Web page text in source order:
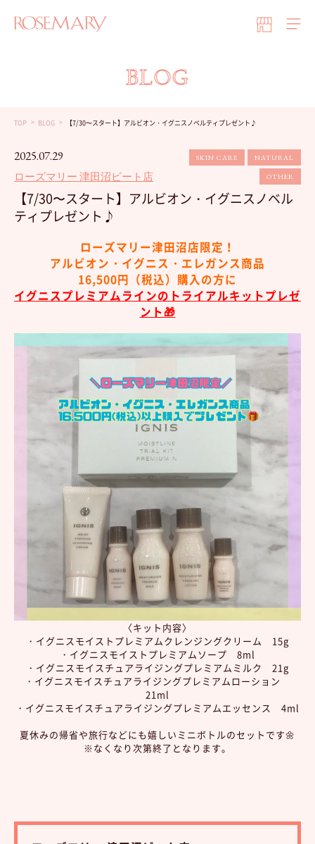
BLOG
TOP BLOG 【7/30〜スタート】アルビオン・イグニスノベルティプレゼント♪
2025.07.29
ローズマリー 津田沼ビート店
SKIN CARE NATURAL
OTHER
【7/30〜スタート】アルビオン・イグニスノベル
ティプレゼント♪
ローズマリー津田沼店限定！
アルビオン・イグニス・エレガンス商品
16,500円（税込）購入の方に
イグニスプレミアムラインのトライアルキットプレゼ
ント🎁
〈キット内容〉
・イグニスモイストプレミアムクレンジングクリーム 15g
・イグニスモイストプレミアムソープ 8ml
・イグニスモイスチュアライジングプレミアムミルク 21g
・イグニスモイスチュアライジングプレミアムローション
21ml
・イグニスモイスチュアライジングプレミアムエッセンス 4ml
夏休みの帰省や旅行などにも嬉しいミニボトルのセットです🌼
※なくなり次第終了となります。